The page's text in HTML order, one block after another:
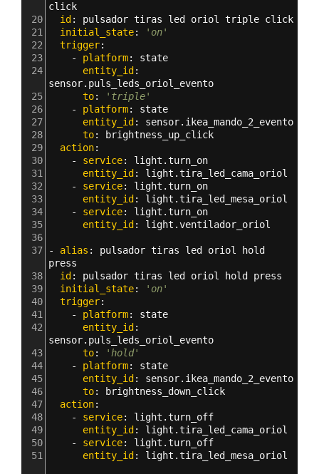
20
  id
:
21
  initial_state
:
'on'
22
  trigger
:
23
- platform: state
24
entity_id
sensor.puls_leds_oriol_evento
25
to:
'triple'
26
- platform: state
27
entity_id: sensor.ikea_mando_2_evento
28
to: brightness_up_click
29
  action
30
- service: light.turn_on
31
entity_id: light.tira_led_cama_oriol
32
- service: light.turn_on
33
entity_id: light.tira_led_mesa_oriol
34
- service: light.turn_on
35
entity_id: light.ventilador_oriol
36
37
- alias : pulsador tiras led oriol hold
press
38
  id
: pulsador tiras led oriol hold press
39
  initial_state
:
'on'
40
  trigger
:
41
- platform: state
42
entity_id
sensor.puls_leds_oriol_evento
43
to:
'hold'
44
- platform: state
45
entity_id: sensor.ikea_mando_2_evento
46
to: brightness_down_click
47
  action
48
- service: light.turn_off
49
entity_id: light.tira_led_cama_oriol
50
- service: light.turn_off
51
entity_id: light.tira_led_mesa_oriol